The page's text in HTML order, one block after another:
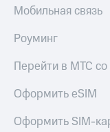
Мобильная связь
Роуминг
Перейти в МТС
Оформить eSIM
Оформить SIM-